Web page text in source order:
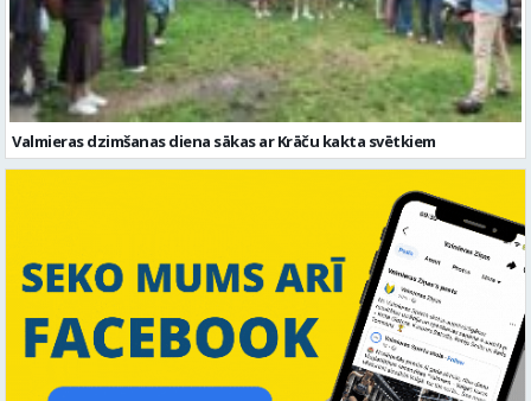
Valmieras dzimšanas diena sākas ar Krāču kakta svētkiem